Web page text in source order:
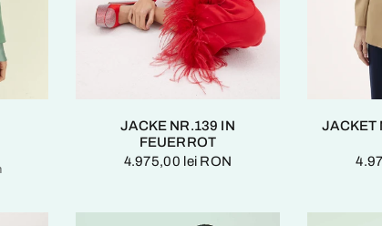
JACKE NR.139 IN
FEUERROT
4.975,00 lei RON
JACKET